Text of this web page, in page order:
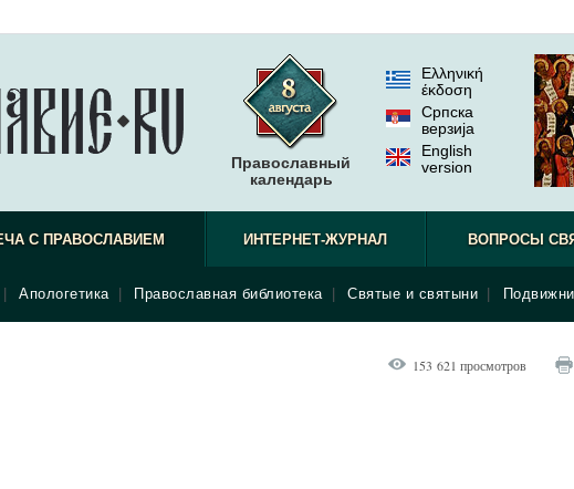
Православный
календарь
Ελληνική
έκδοση
Српска
верзиjа
English
version
С ПРАВОСЛАВИЕМ
Апологетика Православная библиотека Святые и святыни
ИНТЕРНЕТ-ЖУРНАЛ ВОПРОСЫ
153 621 просмотров